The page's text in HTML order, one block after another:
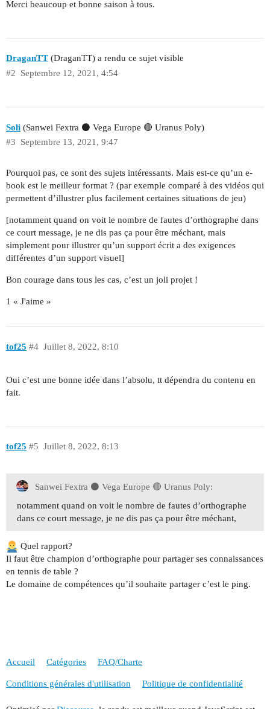
Merci beaucoup et bonne saison à tous.
DraganTT (DraganTT) a rendu ce sujet visible
Septembre 12, 2021, 4:54
#2
Soli (Sanwei Fextra ⚫️ Vega Europe 🔴 Uranus Poly)
Septembre 13, 2021, 9:47
#3
Pourquoi pas, ce sont des sujets intéressants. Mais est-ce qu’un e-
book est le meilleur format ? (par exemple comparé à des vidéos qui
permettent d’illustrer plus facilement certaines situations de jeu)
[notamment quand on voit le nombre de fautes d’orthographe dans
ce court message, je ne dis pas ça pour être méchant, mais
simplement pour illustrer qu’un support écrit a des exigences
différentes d’un support visuel]
Bon courage dans tous les cas, c’est un joli projet !
1 « J'aime »
tof25 Juillet 8, 2022, 8:10
#4
Oui c’est une bonne idée dans l’absolu, tt dépendra du contenu en
fait.
tof25 Juillet 8, 2022, 8:13
#5
Sanwei Fextra ⚫️ Vega Europe 🔴 Uranus Poly:
notamment quand on voit le nombre de fautes d’orthographe
dans ce court message, je ne dis pas ça pour être méchant,
Quel rapport?
Il faut être champion d’orthographe pour partager ses connaissances
en tennis de table ?
Le domaine de compétences qu’il souhaite partager c’est le ping.
Accueil Catégories FAQ/Charte
Conditions générales d'utilisation Politique de confidentialité